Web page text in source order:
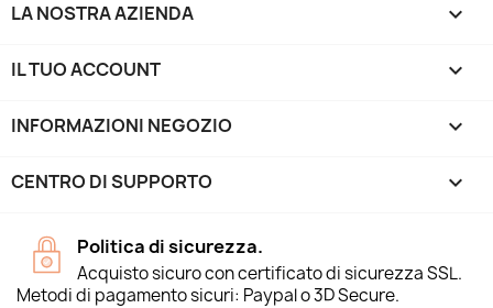
LA NOSTRA AZIENDA 
IL TUO ACCOUNT 
INFORMAZIONI NEGOZIO keyboard_arrow_down
CENTRO DI SUPPORTO 
Politica di sicurezza.
Acquisto sicuro con certificato di sicurezza SSL.
Metodi di pagamento sicuri: Paypal o 3D Secure.